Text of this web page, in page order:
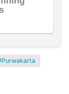
Purwakarta